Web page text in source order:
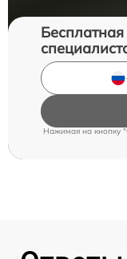
Нажимая на кнопку